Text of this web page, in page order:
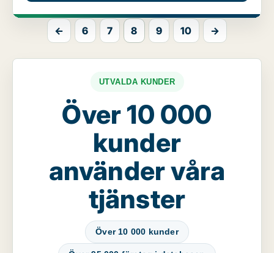
← 6 7 8 9 10 →
UTVALDA KUNDER
Över 10 000
kunder
använder våra
tjänster
Över 10 000 kunder